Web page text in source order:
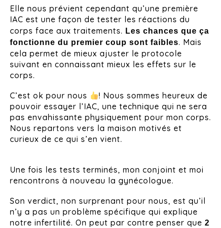
Elle nous prévient cependant qu’une première
IAC est une façon de tester les réactions du
corps face aux traitements. Les chances que ça
fonctionne du premier coup sont faibles. Mais
cela permet de mieux ajuster le protocole
suivant en connaissant mieux les effets sur le
corps.
C’est ok pour nous
! Nous sommes heureux de
pouvoir essayer l’IAC, une technique qui ne sera
pas envahissante physiquement pour mon corps.
Nous repartons vers la maison motivés et
curieux de ce qui s’en vient.
Une fois les tests terminés, mon conjoint et moi
rencontrons à nouveau la gynécologue.
Son verdict, non surprenant pour nous, est qu’il
n’y a pas un problème spécifique qui explique
notre infertilité. On peut par contre penser que 2